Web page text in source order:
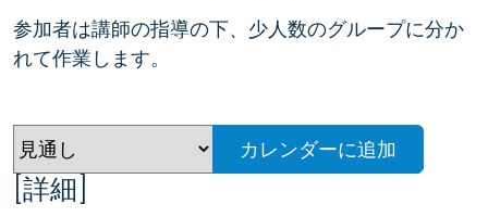
参加者は講師の指導の下、少人数のグループに分か
れて作業します。
カレンダーに追加
[詳細]